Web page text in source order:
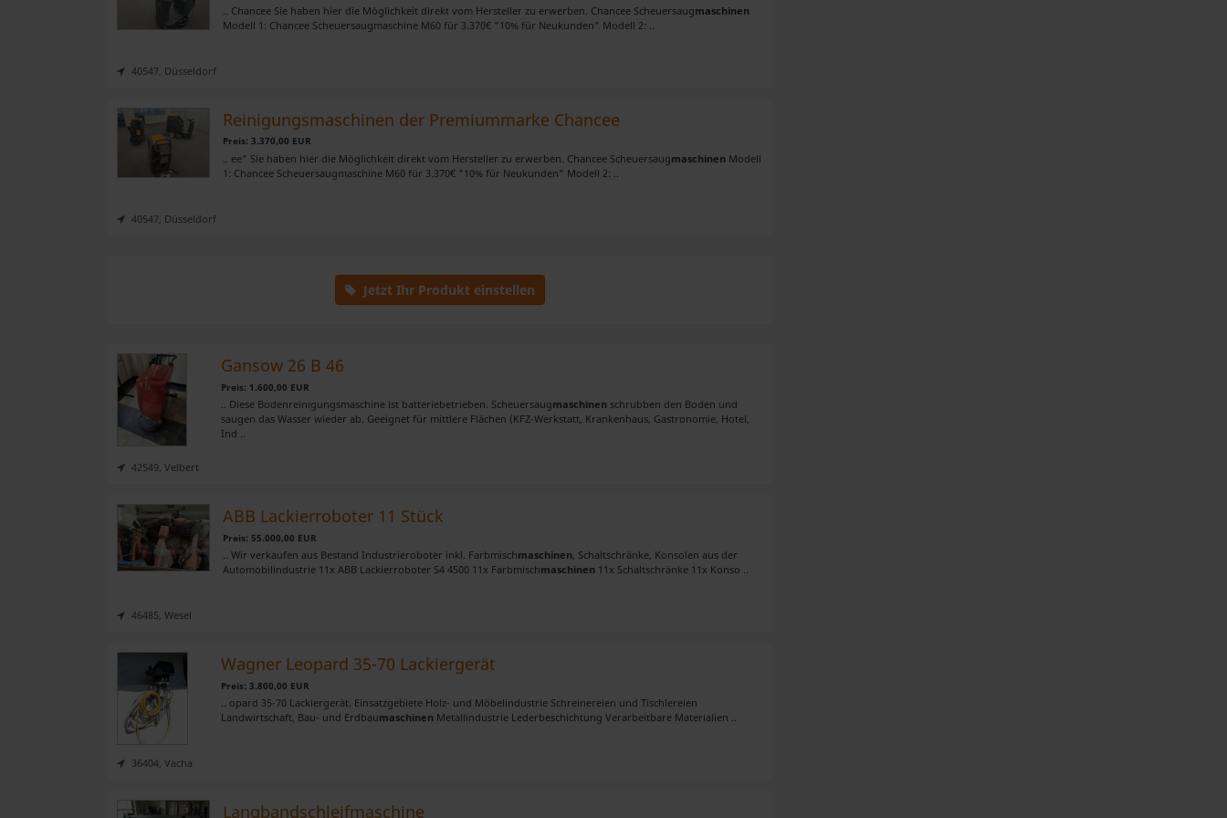
.. Chancee Sie haben hier die Möglichkeit direkt vom Hersteller zu erwerben. Chancee Scheuersaugmaschinen
Modell 1: Chancee Scheuersaugmaschine M60 für 3.370€ "10% für Neukunden" Modell 2: ..
40547, Düsseldorf
Reinigungsmaschinen der Premiummarke Chancee
Preis: 3.370,00 EUR
.. ee" Sie haben hier die Möglichkeit direkt vom Hersteller zu erwerben. Chancee Scheuersaugmaschinen Modell
1: Chancee Scheuersaugmaschine M60 für 3.370€ "10% für Neukunden" Modell 2: ..
40547, Düsseldorf
Jetzt Ihr Produkt einstellen
Gansow 26 B 46
Preis: 1.600,00 EUR
.. Diese Bodenreinigungsmaschine ist batteriebetrieben. Scheuersaugmaschinen schrubben den Boden und
saugen das Wasser wieder ab. Geeignet für mittlere Flächen (KFZ-Werkstatt, Krankenhaus, Gastronomie, Hotel,
Ind ..
42549, Velbert
ABB Lackierroboter 11 Stück
Preis: 55.000,00 EUR
.. Wir verkaufen aus Bestand Industrieroboter inkl. Farbmischmaschinen, Schaltschränke, Konsolen aus der
Automobilindustrie 11x ABB Lackierroboter S4 4500 11x Farbmischmaschinen 11x Schaltschränke 11x Konso ..
46485, Wesel
Wagner Leopard 35-70 Lackiergerät
Preis: 3.800,00 EUR
.. opard 35-70 Lackiergerät. Einsatzgebiete Holz- und Möbelindustrie Schreinereien und Tischlereien
Landwirtschaft, Bau- und Erdbaumaschinen Metallindustrie Lederbeschichtung Verarbeitbare Materialien ..
36404, Vacha
Langbandschleifmaschine